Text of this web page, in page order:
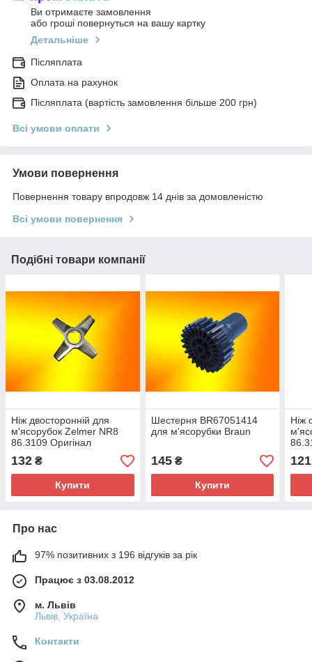
Ви отримаєте замовлення
або гроші повернуться на вашу картку
Детальніше
Післяплата
Оплата на рахунок
Післяплата (вартість замовлення більше 200 грн)
Всі умови оплати
Умови повернення
Повернення товару впродовж 14 днів за домовленістю
Всі умови повернення
Подібні товари компанії
Ніж двосторонній для
м'ясорубок Zelmer NR8
86.3109 Оригінал
132 ₴
Купити
Шестерня BR67051414
для м'ясорубки Braun
145₴
Купити
Ніж
121
Про нас
97% позитивних з 196 відгуків за рік
Працює з 03.08.2012
м. Львів
Львів, Україна
Контакти